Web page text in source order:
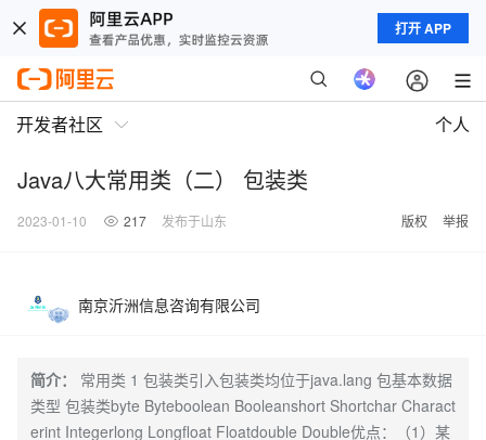
打开 APP
开发者社区 个人
Java八大常用类（二） 包装类
2023-01-10 217 发布于山东 版权 举报
南京沂洲信息咨询有限公司
简介：
常用类 1 包装类引入包装类均位于java.lang 包基本数据
类型 包装类byte Byteboolean Booleanshort Shortchar Charact
erint Integerlong Longfloat Floatdouble Double优点：（1）某